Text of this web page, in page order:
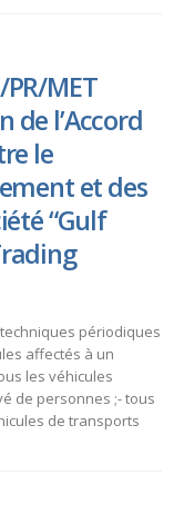
MET
l’Accord
le
et des
“Gulf
périodiques
affectés à un
les véhicules
de personnes ;- tous
de transports